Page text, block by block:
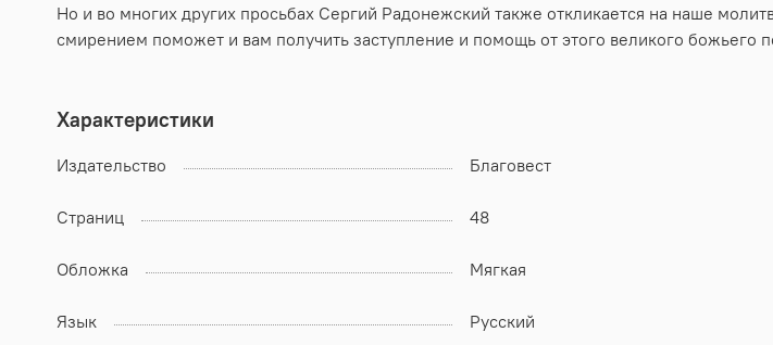
Но и во многих других просьбах Сергий Радонежский также откликается на наше
смирением поможет и вам получить заступление и помощь от этого великого божьего
Характеристики
Издательство Благовест
Страниц 48
Обложка Мягкая
Язык Русский